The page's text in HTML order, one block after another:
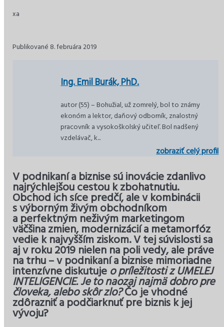
xa
Publikované 8. februára 2019
Ing. Emil Burák, PhD.
autor (55) – Bohužial, už zomrelý, bol to známy
ekonóm a lektor, daňový odborník, znalostný
pracovník a vysokoškolský učiteľ. Bol nadšený
vzdelávač, k...
zobraziť celý profil
V podnikaní a biznise sú inovácie zdanlivo
najrýchlejšou cestou k zbohatnutiu.
Obchod ich síce predčí, ale v kombinácii
s výborným živým obchodníkom
a perfektným neživým marketingom
väčšina zmien, modernizácií a metamorfóz
vedie k najvyšším ziskom. V tej súvislosti sa
aj v roku 2019 nielen na poli vedy, ale práve
na trhu – v podnikaní a biznise mimoriadne
intenzívne diskutuje o príležitosti z UMELEJ
INTELIGENCIE. Je to naozaj najmä dobro pre
človeka, alebo skôr zlo?Čo je vhodné
zdôrazniť a podčiarknuť pre biznis k jej
vývoju?